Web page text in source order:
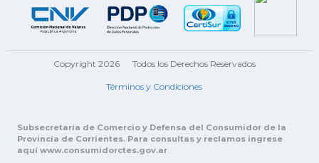
Copyright 2026 Todos los Derechos Reservados
Términos y Condiciones
Subsecretaría de Comercio y Defensa del Consumidor de la
Provincia de Corrientes. Para consultas y reclamos ingrese
aquí www.consumidorctes.gov.ar